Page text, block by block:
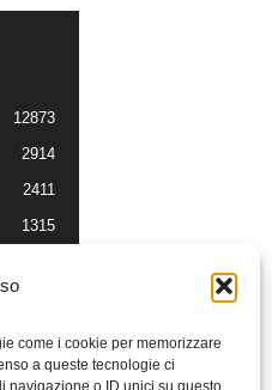
come i cookie per memorizzare
a queste tecnologie ci
navigazione o ID unici su questo
12873
2914
2411
1315